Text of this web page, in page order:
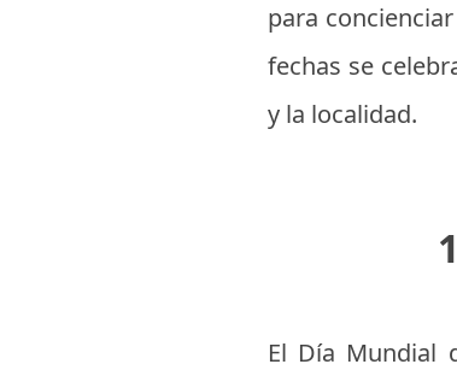
para
fechas se
y la localidad.
El Día Mundial